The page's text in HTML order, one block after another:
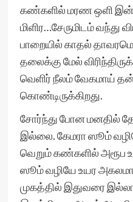
கண்களில் மரண ஒளி
மிளிர…சேருமிடம் வந்து
பாறையில் காதல்
தலைக்கு மேல்
வெளிர் நீலம் வேகமாய்
கொண்டிருக்கிறது.
சோர்ந்து போன மனதில்
இல்லை. கேமரா ஸூம்
வெறும் கண்களில் அரூப
ஸூம் வழியே உயர
முகத்தில் இதுவரை